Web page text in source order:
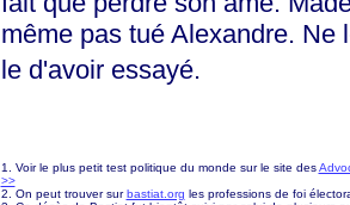
même pas tué Alexandre. Ne
le d'avoir essayé.
1. Voir le plus petit test politique du monde sur le site des
>>
2. On peut trouver surbastiat.org les professions de foi